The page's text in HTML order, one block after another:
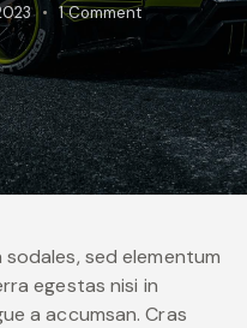
1 Comment
egestas nisi in
a accumsan. Cras